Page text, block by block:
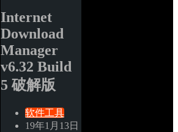
Internet
Download
Manager
v6.32 Build
5 破解版
软件工具
19年1月13日